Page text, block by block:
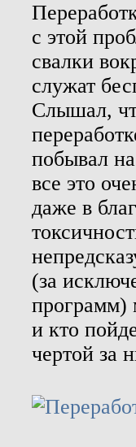
с этой
свалки
служат
Слышал,
побывал
все это
даже в
(за
программ)
и кто
чертой за